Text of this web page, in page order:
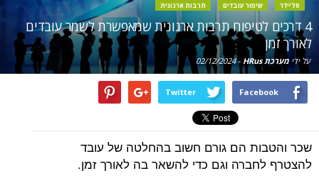
סליידר
שימור עובדים תרבות ארגונית
4 דרכים לטיפוח תרבות ארגונית שמאפשרת לשמר עובדים
לאורך זמן
על ידי מערכת HRus -
02/12/2024
Facebook
Twitter
שכר והטבות הם גורם חשוב בהחלטה של עובד
להצטרף לחברה וגם כדי להשאר בה לאורך זמן.